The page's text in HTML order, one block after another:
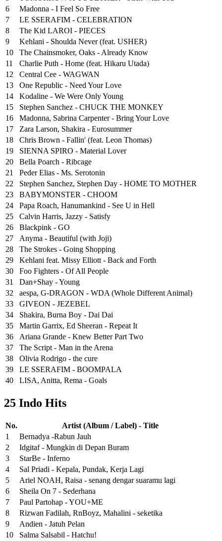
6
Madonna - I Feel So Free
7
LE SSERAFIM - CELEBRATION
8
The Kid LAROI - PIECES
9
Kehlani - Shoulda Never (feat. USHER)
10
The Chainsmoker, Oaks - Already Know
11
Charlie Puth - Home (feat. Hikaru Utada)
12
Central Cee - WAGWAN
13
One Republic - Need Your Love
14
Kodaline - We Were Only Young
15
Stephen Sanchez - CHUCK THE MONKEY
16
Madonna, Sabrina Carpenter - Bring Your Love
17
Zara Larson, Shakira - Eurosummer
18
Chris Brown - Fallin' (feat. Leon Thomas)
19
SIENNA SPIRO - Material Lover
20
Bella Poarch - Ribcage
21
Peder Elias - Ms. Serotonin
22
Stephen Sanchez, Stephen Day - HOME TO MOTHER
23
BABYMONSTER - CHOOM
24
Papa Roach, Hanumankind - See U in Hell
25
⁠Calvin Harris, Jazzy - Satisfy
26
Blackpink - GO
27
Anyma - Beautiful (with Joji)
28
The Strokes - Going Shopping
29
Kehlani feat. Missy Elliott - Back and Forth
30
Foo Fighters - Of All People
31
Dan+Shay - Young
32
aespa, G-DRAGON - WDA (Whole Different Animal)
33
GIVEON - JEZEBEL
34
Shakira, Burna Boy - Dai Dai
35
Martin Garrix, Ed Sheeran - Repeat It
36
Ariana Grande - Knew Better Part Two
37
The Script - Man in the Arena
38
Olivia Rodrigo - the cure
39
LE SSERAFIM - BOOMPALA
40
LISA, Anitta, Rema - Goals
25 Indo Hits
No.
Artist (Album / Label) - Title
1
Bernadya -Rabun Jauh
2
Idgitaf - Mungkin di Depan Buram
3
StarBe - Inferno
4
Sal Priadi - Kepala, Pundak, Kerja Lagi
5
Ariel NOAH, Raisa - senang dengar suaramu lagi
6
Sheila On 7 - Sederhana
7
Paul Partohap - YOU+ME
8
Rizwan Fadilah, RnBoyz, Mahalini - seketika
9
Andien - Jatuh Pelan
10
Salma Salsabil - Hatchu!